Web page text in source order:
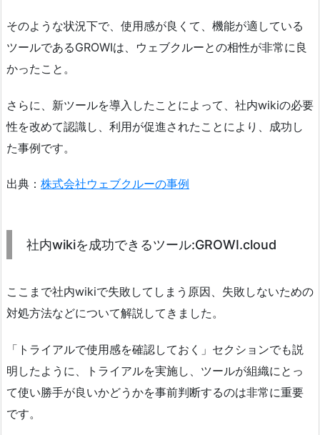
そのような状況下で、使用感が良くて、機能が適している
ツールであるGROWIは、ウェブクルーとの相性が非常に良
かったこと。
さらに、新ツールを導入したことによって、社内wikiの必要
性を改めて認識し、利用が促進されたことにより、成功し
た事例です。
出典： 株式会社ウェブクルーの事例
社内wikiを成功できるツール:GROWI.cloud
ここまで社内wikiで失敗してしまう原因、失敗しないための
対処方法などについて解説してきました。
「トライアルで使用感を確認しておく」セクションでも説
明したように、トライアルを実施し、ツールが組織にとっ
て使い勝手が良いかどうかを事前判断するのは非常に重要
です。